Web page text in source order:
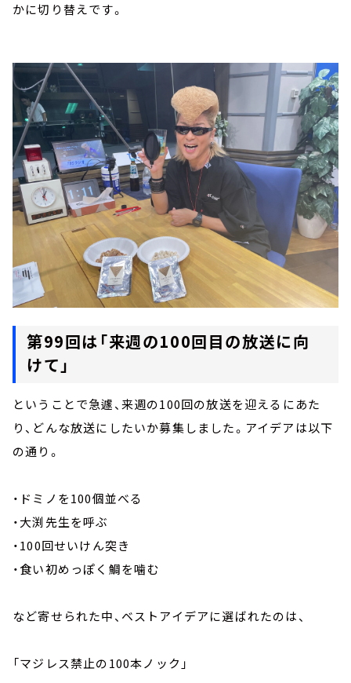
かに切り替えです。
第99回は「来週の100回目の放送に向
けて」
ということで急遽、来週の100回の放送を迎えるにあた
り、どんな放送にしたいか募集しました。アイデアは以下
の通り。
・ドミノを100個並べる
・大渕先生を呼ぶ
・100回せいけん突き
・食い初めっぽく鯛を噛む
など寄せられた中、ベストアイデアに選ばれたのは、
「マジレス禁止の100本ノック」